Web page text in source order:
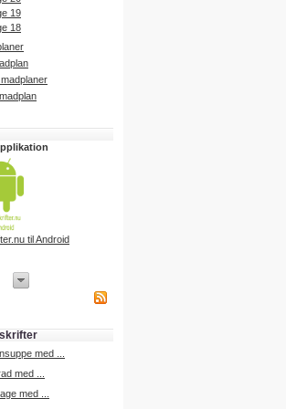
19
18
til Android
med ...
med ...
med ...